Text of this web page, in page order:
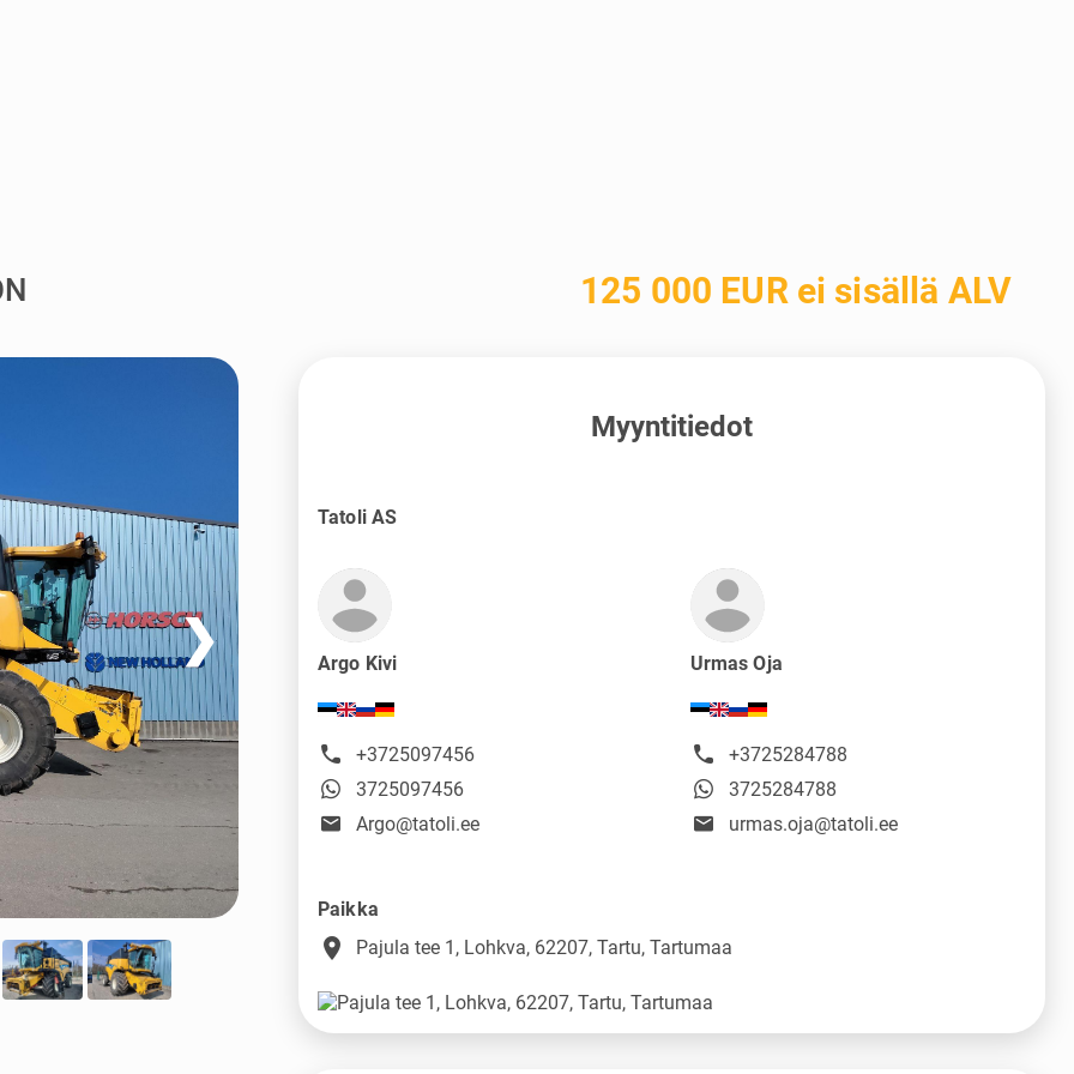
125 000 EUR ei sisällä ALV
❯
Myyntitiedot
Tatoli AS
Argo Kivi
+3725097456
3725097456
Argo@tatoli.ee
Urmas Oja
+3725284788
3725284788
urmas.oja@tatoli.ee
Paikka
place Pajula tee 1, Lohkva, 62207, Tartu, Tartumaa